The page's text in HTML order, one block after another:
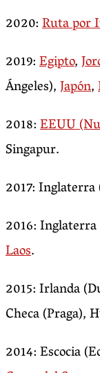
2020:Ruta por
2019:Egipto,
Ángeles),Japón,
2018:EEUU
Singapur.
2017:
2016:
Laos.
2015: Irlanda
Checa (Praga),
2014: Escocia